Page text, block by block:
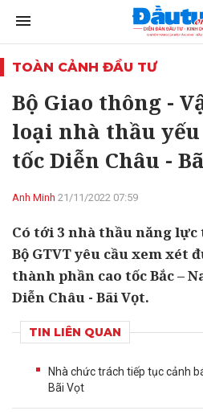
TOÀN CẢNH ĐẦU TƯ
Bộ Giao thông -
loại nhà thầu
tốc Diễn Châu -
Anh Minh 21/11/2022 07:59
Có tới 3 nhà thầu năng
Bộ GTVT yêu cầu xem xét
thành phần cao tốc Bắc –
Diễn Châu - Bãi Vọt.
TIN LIÊN QUAN
Nhà chức trách tiếp tục cảnh
Bãi Vọt